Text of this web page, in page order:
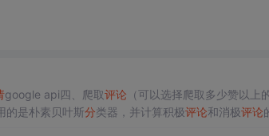
google api四、爬取评论 （可以选择爬取多少赞以上
的是朴素贝叶斯分类器，并计算积极评论和消极评论